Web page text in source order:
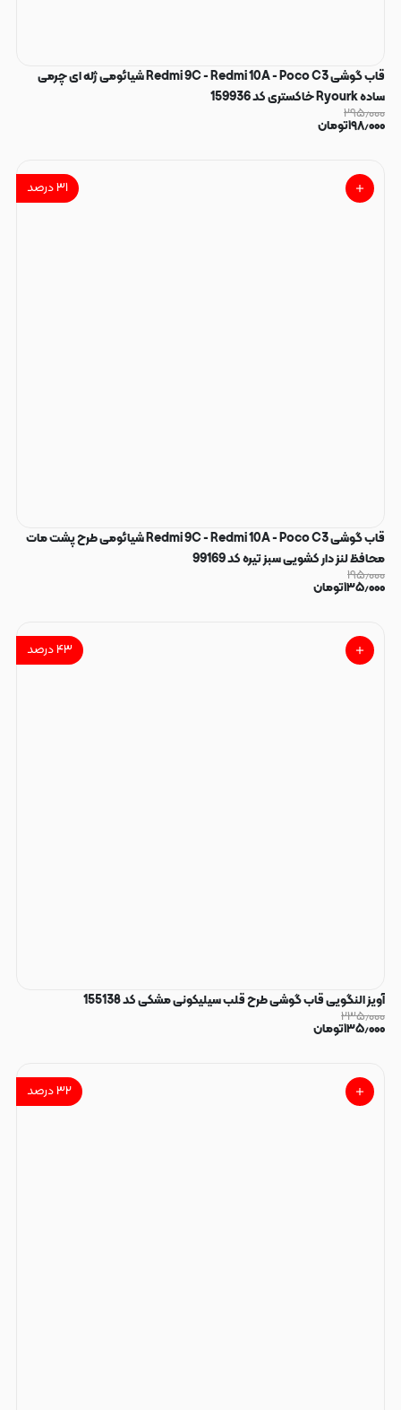
قاب گوشی Redmi 9C - Redmi 10A - Poco C3 شیائومی ژله ای چرمی
ساده Ryourk خاکستری کد 159936
۲۹۵٫۰۰۰
۱۹۸٫۰۰۰تومان
۳۱درصد
قاب گوشی Redmi 9C - Redmi 10A - Poco C3 شیائومی طرح پشت مات
محافظ لنز دار کشویی سبز تیره کد 99169
۱۹۵٫۰۰۰
۱۳۵٫۰۰۰تومان
۴۳درصد
آویز النگویی قاب گوشی طرح قلب سیلیکونی مشکی کد 155138
۲۳۵٫۰۰۰
۱۳۵٫۰۰۰تومان
۳۲درصد